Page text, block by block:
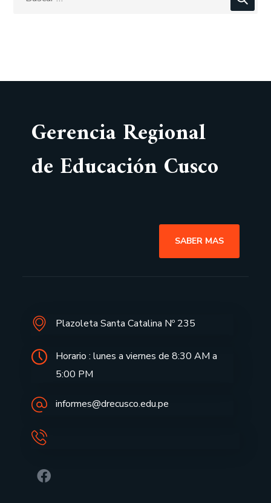
Gerencia Regional
de Educación Cusco
SABER MAS
Plazoleta Santa Catalina Nº 235
Horario : lunes a viernes de 8:30 AM a
5:00 PM
informes@drecusco.edu.pe